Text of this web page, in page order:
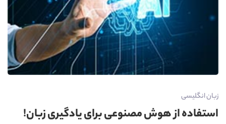
زبان انگلیسی
استفاده از هوش مصنوعی برای یادگیری زبان!